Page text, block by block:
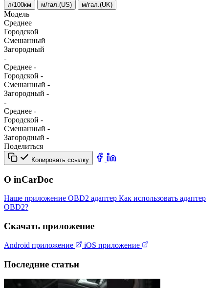
л/100км м/гал.(US) м/гал.(UK)
Модель
Среднее
Городской
Смешанный
Загородный
-
Среднее -
Городской -
Смешанный -
Загородный -
-
Среднее -
Городской -
Смешанный -
Загородный -
Поделиться
Копировать ссылку
О inCarDoc
Наше приложение OBD2 адаптер Как использовать адаптер
OBD2?
Скачать приложение
Android приложение iOS приложение
Последние статьи